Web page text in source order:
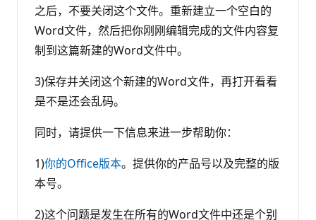
之后，不要关闭这个文件。重新建立一个空白的
Word文件，然后把你刚刚编辑完成的文件内容复
制到这篇新建的Word文件中。
3)保存并关闭这个新建的Word文件，再打开看看
是不是还会乱码。
同时，请提供一下信息来进一步帮助你：
1)你的Office版本。提供你的产品号以及完整的版
本号。
2)这个问题是发生在所有的Word文件中还是个别